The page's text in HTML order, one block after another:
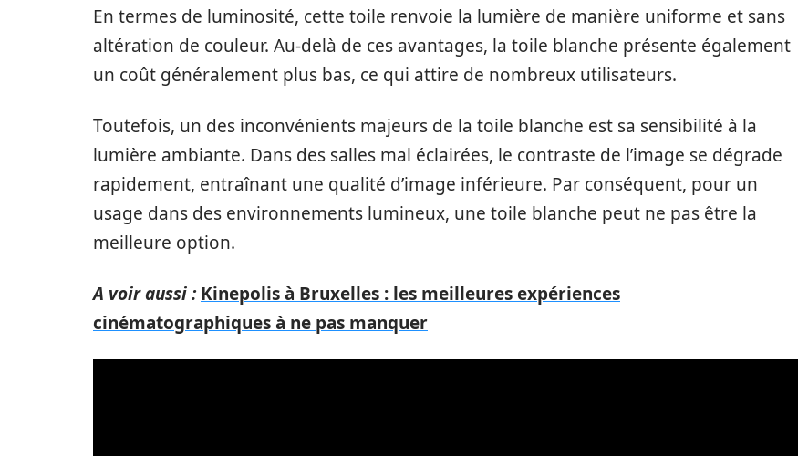
En termes de luminosité, cette toile renvoie la lumière de manière uniforme et sans
altération de couleur. Au-delà de ces avantages, la toile blanche présente également
un coût généralement plus bas, ce qui attire de nombreux utilisateurs.
Toutefois, un des inconvénients majeurs de la toile blanche est sa sensibilité à la
lumière ambiante. Dans des salles mal éclairées, le contraste de l’image se dégrade
rapidement, entraînant une qualité d’image inférieure. Par conséquent, pour un
usage dans des environnements lumineux, une toile blanche peut ne pas être la
meilleure option.
A voir aussi : Kinepolis à Bruxelles : les meilleures expériences
cinématographiques à ne pas manquer